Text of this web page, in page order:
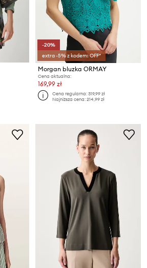
-20%
extra -5% z kodem: OFF*
Morgan bluzka ORMAY
Cena aktualna:
169,99 zł
Cena regularna:319,99 zł
Najniższa cena:214,99 zł